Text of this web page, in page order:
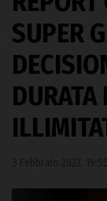
SUPER
DURATA